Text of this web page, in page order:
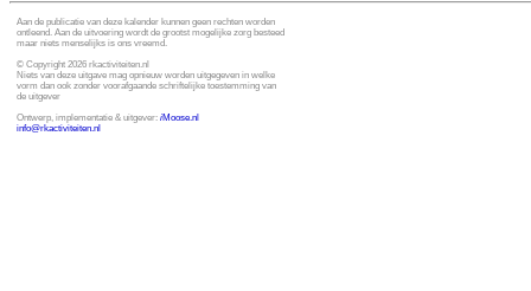
Aan de publicatie van deze kalender kunnen geen rechten worden
ontleend. Aan de uitvoering wordt de grootst mogelijke zorg besteed
maar niets menselijks is ons vreemd.
© Copyright 2026 rkactiviteiten.nl
Niets van deze uitgave mag opnieuw worden uitgegeven in welke
vorm dan ook zonder voorafgaande schriftelijke toestemming van
de uitgever
Ontwerp, implementatie & uitgever: iMoose.nl
info@rkactiviteiten.nl